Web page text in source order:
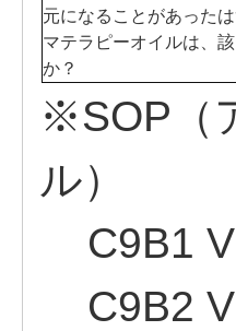
元になることがあった
マテラピーオイルは、
か？
※SOP（
ル）
C9B1
C9B2